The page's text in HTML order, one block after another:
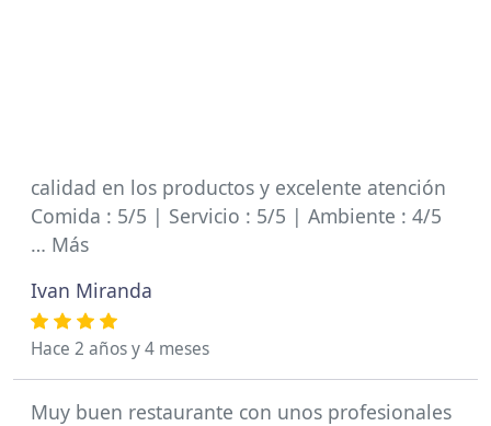
calidad en los productos y excelente atención
Comida : 5/5 | Servicio : 5/5 | Ambiente : 4/5
… Más
Ivan Miranda
Hace 2 años y 4 meses
Muy buen restaurante con unos profesionales